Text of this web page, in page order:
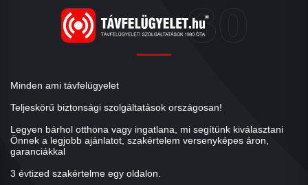
Minden ami távfelügyelet
Teljeskörű biztonsági szolgáltatások országosan!
Legyen bárhol otthona vagy ingatlana, mi segítünk kiválasztani
Önnek a legjobb ajánlatot, szakértelem versenyképes áron,
garanciákkal
3 évtized szakértelme egy oldalon.